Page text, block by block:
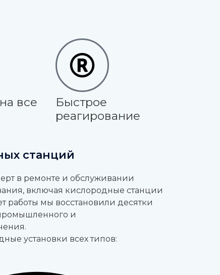
все
Быстрое
реагирование
станций
в ремонте и обслуживании
включая кислородные станции
работы мы восстановили десятки
и
установки всех типов: